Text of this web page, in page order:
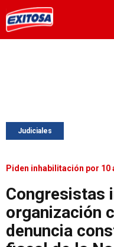
Judiciales
Piden inhabilitación por 10
Congresistas
organización
denuncia